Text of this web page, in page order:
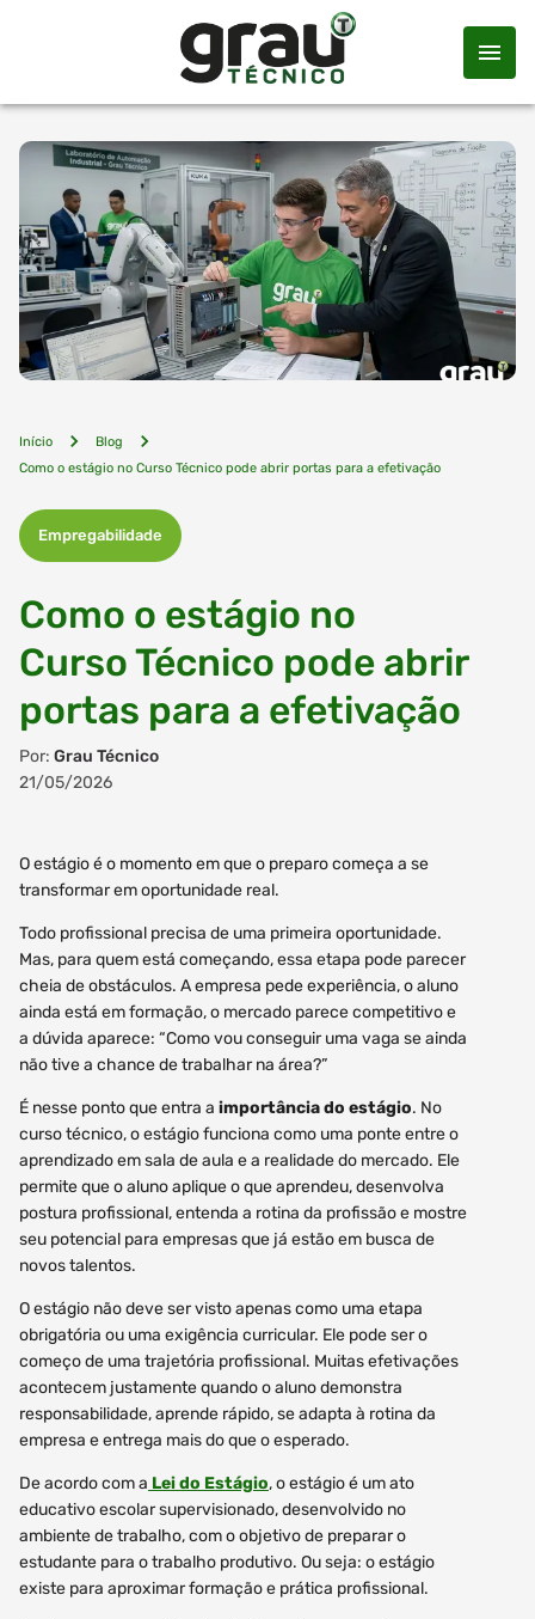
Início
Blog
Como o estágio no Curso Técnico pode abrir portas para a efetivação
Empregabilidade
Como o estágio no
Curso Técnico pode abrir
portas para a efetivação
Por: Grau Técnico
21/05/2026
O estágio é o momento em que o preparo começa a se
transformar em oportunidade real.
Todo profissional precisa de uma primeira oportunidade.
Mas, para quem está começando, essa etapa pode parecer
cheia de obstáculos. A empresa pede experiência, o aluno
ainda está em formação, o mercado parece competitivo e
a dúvida aparece: “Como vou conseguir uma vaga se ainda
não tive a chance de trabalhar na área?”
É nesse ponto que entra a importância do estágio. No
curso técnico, o estágio funciona como uma ponte entre o
aprendizado em sala de aula e a realidade do mercado. Ele
permite que o aluno aplique o que aprendeu, desenvolva
postura profissional, entenda a rotina da profissão e mostre
seu potencial para empresas que já estão em busca de
novos talentos.
O estágio não deve ser visto apenas como uma etapa
obrigatória ou uma exigência curricular. Ele pode ser o
começo de uma trajetória profissional. Muitas efetivações
acontecem justamente quando o aluno demonstra
responsabilidade, aprende rápido, se adapta à rotina da
empresa e entrega mais do que o esperado.
De acordo com a Lei do Estágio, o estágio é um ato
educativo escolar supervisionado, desenvolvido no
ambiente de trabalho, com o objetivo de preparar o
estudante para o trabalho produtivo. Ou seja: o estágio
existe para aproximar formação e prática profissional.